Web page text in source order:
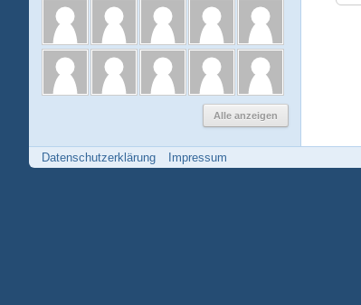
Alle anzeigen
Datenschutzerklärung Impressum